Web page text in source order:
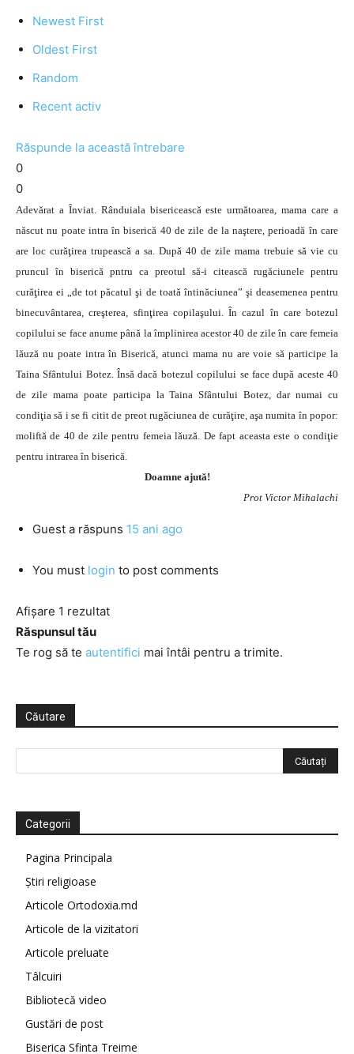
Newest First
Oldest First
Random
Recent activ
Răspunde la această întrebare
0
0
Adevărat a Înviat. Rânduiala bisericească este următoarea, mama care a
născut nu poate intra în biserică 40 de zile de la naştere, perioadă în care
are loc curăţirea trupească a sa. După 40 de zile mama trebuie să vie cu
pruncul în biserică pntru ca preotul să-i citească rugăciunele pentru
curăţirea ei „de tot păcatul şi de toată întinăciunea” şi deasemenea pentru
binecuvântarea, creşterea, sfinţirea copilaşului. În cazul în care botezul
copilului se face anume până la împlinirea acestor 40 de zile în care femeia
lăuză nu poate intra în Biserică, atunci mama nu are voie să participe la
Taina Sfântului Botez. Însă dacă botezul copilului se face după aceste 40
de zile mama poate participa la Taina Sfântului Botez, dar numai cu
condiţia să i se fi citit de preot rugăciunea de curăţire, aşa numita în popor:
moliftă de 40 de zile pentru femeia lăuză. De fapt aceasta este o condiţie
pentru intrarea în biserică.
Doamne ajută!
Prot Victor Mihalachi
Guest a răspuns 15 ani ago
You must login to post comments
Afișare 1 rezultat
Răspunsul tău
Te rog să te autentifici mai întâi pentru a trimite.
Căutare
Categorii
Pagina Principala
Știri religioase
Articole Ortodoxia.md
Articole de la vizitatori
Articole preluate
Tâlcuiri
Bibliotecă video
Gustări de post
Biserica Sfinta Treime